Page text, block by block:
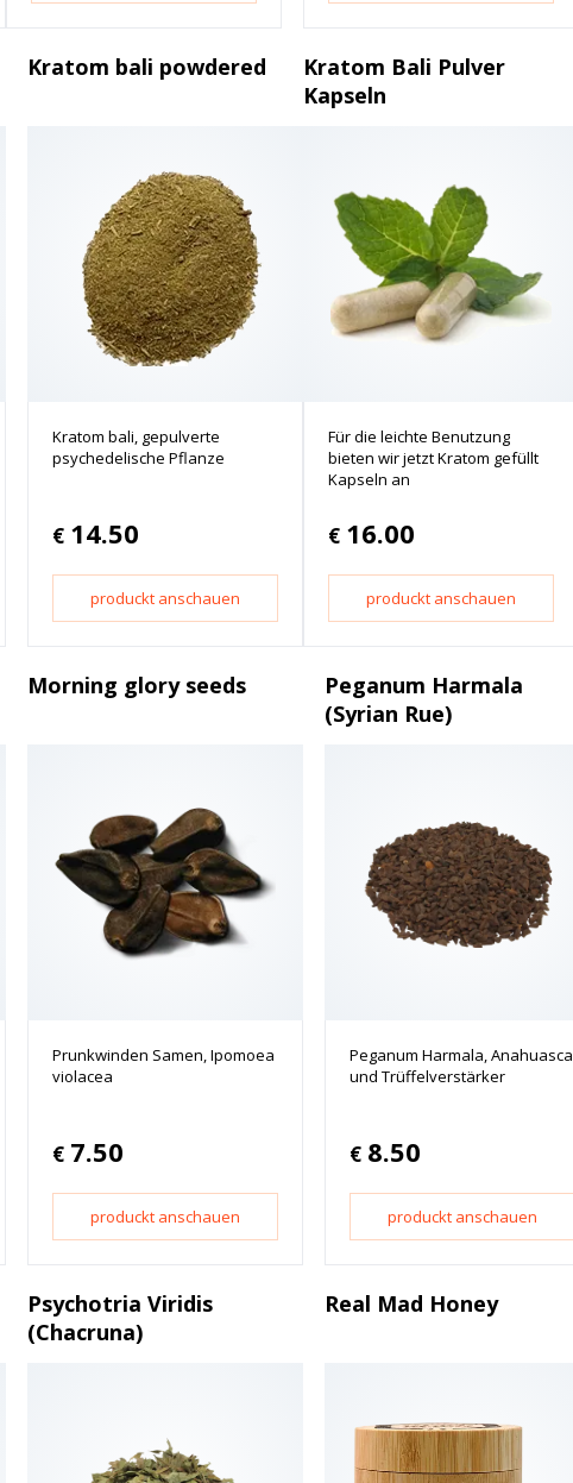
Kratom bali powdered
Kratom bali, gepulverte
psychedelische Pflanze
€ 14.50
produckt anschauen
Kratom Bali Pulver
Kapseln
Für die leichte Benutzung
bieten wir jetzt Kratom gefüllt
Kapseln an
€ 16.00
produckt anschauen
Morning glory seeds
Prunkwinden Samen, Ipomoea
violacea
€ 7.50
produckt anschauen
Peganum Harmala
(Syrian Rue)
Peganum Harmala, Anahuasca
und Trüffelverstärker
€ 8.50
produckt anschauen
Psychotria Viridis
(Chacruna)
Real Mad Honey